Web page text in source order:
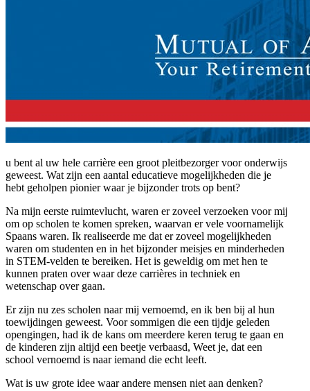
u bent al uw hele carrière een groot pleitbezorger voor onderwijs
geweest. Wat zijn een aantal educatieve mogelijkheden die je
hebt geholpen pionier waar je bijzonder trots op bent?
Na mijn eerste ruimtevlucht, waren er zoveel verzoeken voor mij
om op scholen te komen spreken, waarvan er vele voornamelijk
Spaans waren. Ik realiseerde me dat er zoveel mogelijkheden
waren om studenten en in het bijzonder meisjes en minderheden
in STEM-velden te bereiken. Het is geweldig om met hen te
kunnen praten over waar deze carrières in techniek en
wetenschap over gaan.
Er zijn nu zes scholen naar mij vernoemd, en ik ben bij al hun
toewijdingen geweest. Voor sommigen die een tijdje geleden
opengingen, had ik de kans om meerdere keren terug te gaan en
de kinderen zijn altijd een beetje verbaasd, Weet je, dat een
school vernoemd is naar iemand die echt leeft.
Wat is uw grote idee waar andere mensen niet aan denken?